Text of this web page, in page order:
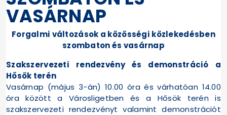
VASÁRNAP
Forgalmi változások a közösségi közlekedésben
szombaton és vasárnap
Szakszervezeti rendezvény és demonstráció a
Hősök terén
Vasárnap (május 3-án) 10.00 óra és várhatóan 14.00
óra között a Városligetben és a Hősök terén is
szakszervezeti rendezvényt valamint demonstrációt